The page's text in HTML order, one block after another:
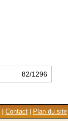
82/1296
Contact| Plan du site